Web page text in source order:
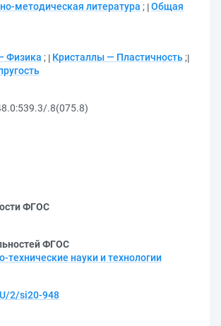
методическая литература ; Общая
Физика ; Кристаллы — Пластичность ;
.8(075.8)
ФГОС
ФГОС
технические науки и технологии
2/si20-948